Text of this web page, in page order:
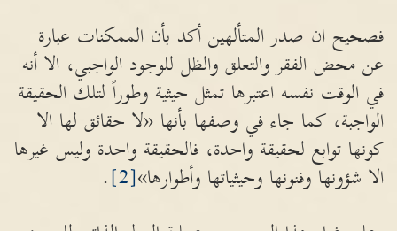
فصحيح ان صدر المتألهين أكد بأن الممكنات عبارة
عن محض الفقر والتعلق والظل للوجود الواجبي، الا أنه
في الوقت نفسه اعتبرها تمثل حيثية وطوراً لتلك الحقيقة
الواجبة، كما جاء في وصفها بأنها «لا حقائق لها الا
كونها توابع لحقيقة واحدة، فالحقيقة واحدة وليس غيرها
الا شؤونها وفنونها وحيثياتها وأطوارها»[2]
.